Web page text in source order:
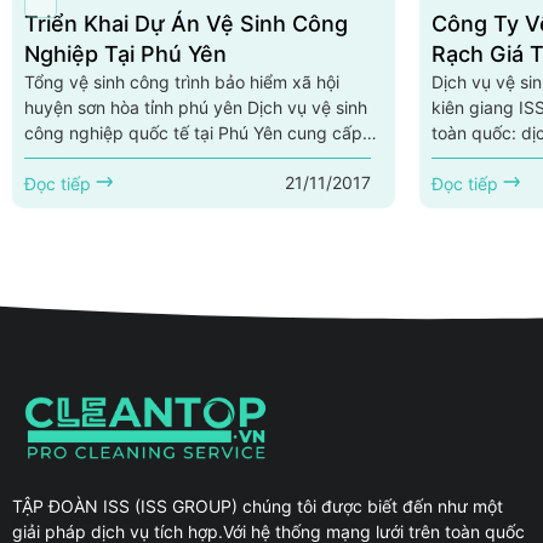
Triển Khai Dự Án Vệ Sinh Công
Nghiệp Tại Phú Yên
Tổng vệ sinh công trình bảo hiểm xã hội
huyện sơn hòa tỉnh phú yên Dịch vụ vệ sinh
công nghiệp quốc tế tại Phú Yên cung cấp
các dịch vụ vệ sinh công nghiệp như sau:
Dịch vụ vệ sinh trường học tại Phú Yên, dịch
vụ vệ sinh trung tâm thương mại tại Phú Yên,
Đọc tiếp 21/11/2017
Công Ty
Rạch Giá
Dịch vụ vệ
kiên giang
toàn quốc:
tại rạch giá
công nghiệp
giang, cung
trùng... Hotline:
Đọc tiếp
TẬP ĐOÀN ISS (ISS GROUP) chúng tôi được biết đến như một
giải pháp dịch vụ tích hợp.Với hệ thống mạng lưới trên toàn quốc